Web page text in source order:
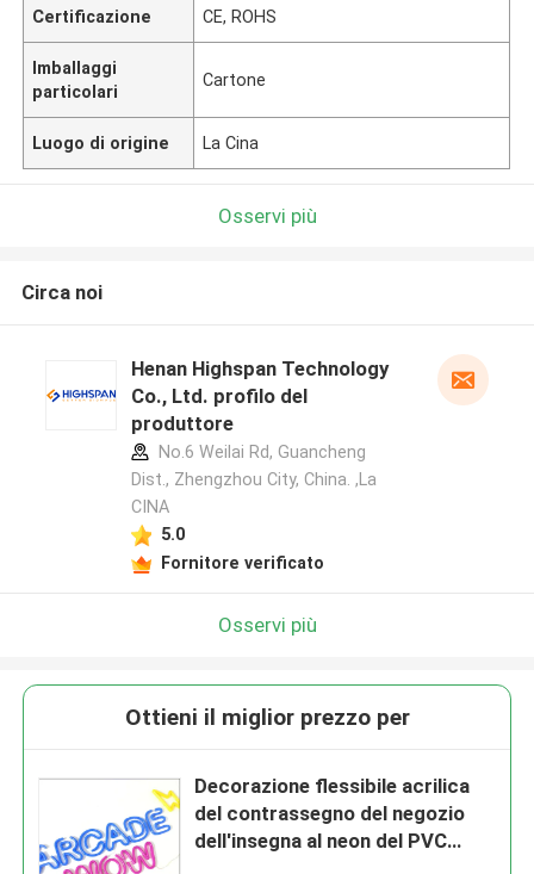
Certificazione CE, ROHS
Imballaggi
particolari
Cartone
Luogo di origine La Cina
Osservi più
Circa noi
Henan Highspan Technology
Co., Ltd. profilo del
produttore
No.6 Weilai Rd, Guancheng
Dist., Zhengzhou City, China. ,La
CINA
5.0
Fornitore verificato
Osservi più
Ottieni il miglior prezzo per
Decorazione flessibile acrilica
del contrassegno del negozio
dell'insegna al neon del PVC